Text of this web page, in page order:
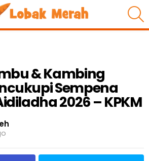
& Kambing
Sempena
2026 – KPKM